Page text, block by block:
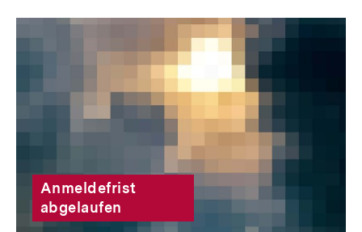
Inhaltskarousell
für
Inhaltskarussell
überspringen
Anmeldefrist
abgelaufen